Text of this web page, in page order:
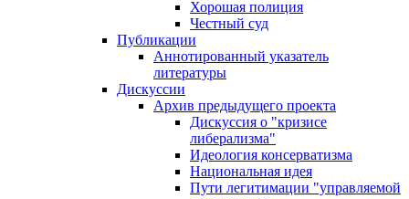
Хорошая полиция
Честный суд
Публикации
Аннотированный указатель
литературы
Дискуссии
Архив предыдущего проекта
Дискуссия о "кризисе
либерализма"
Идеология консерватизма
Национальная идея
Пути легитимации "управляемой